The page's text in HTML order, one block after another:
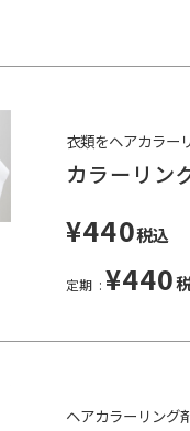
衣類をヘアカラー
カラーリン
¥440税込
定期 ¥440
ヘアカラーリング